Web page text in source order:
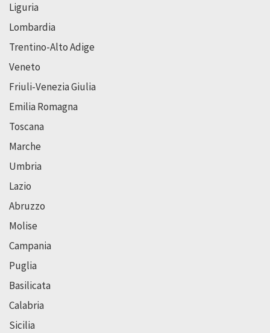
Liguria
Lombardia
Trentino-Alto Adige
Veneto
Friuli-Venezia Giulia
Emilia Romagna
Toscana
Marche
Umbria
Lazio
Abruzzo
Molise
Campania
Puglia
Basilicata
Calabria
Sicilia